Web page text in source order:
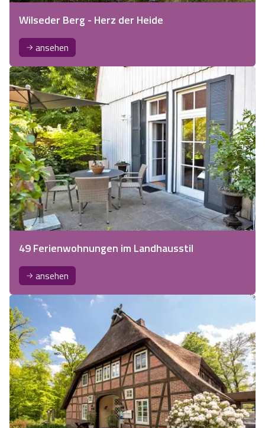
Wilseder Berg - Herz der Heide
ansehen
49 Ferienwohnungen im Landhausstil
ansehen